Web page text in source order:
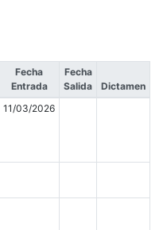
Fecha
Entrada
Fecha
Salida
Dictamen
11/03/2026